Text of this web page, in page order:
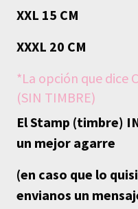
XXL 15 CM
XXXL 20 CM
*La opción que dice
(SIN TIMBRE)
El Stamp (timbre)
un mejor agarre
(en caso que lo
envianos un